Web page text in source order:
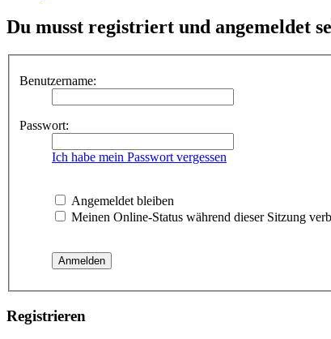
Du musst registriert und angemeldet
Benutzername:
Passwort:
Ich habe mein Passwort vergessen
Angemeldet bleiben
Meinen Online-Status während dieser Sitzung
Registrieren